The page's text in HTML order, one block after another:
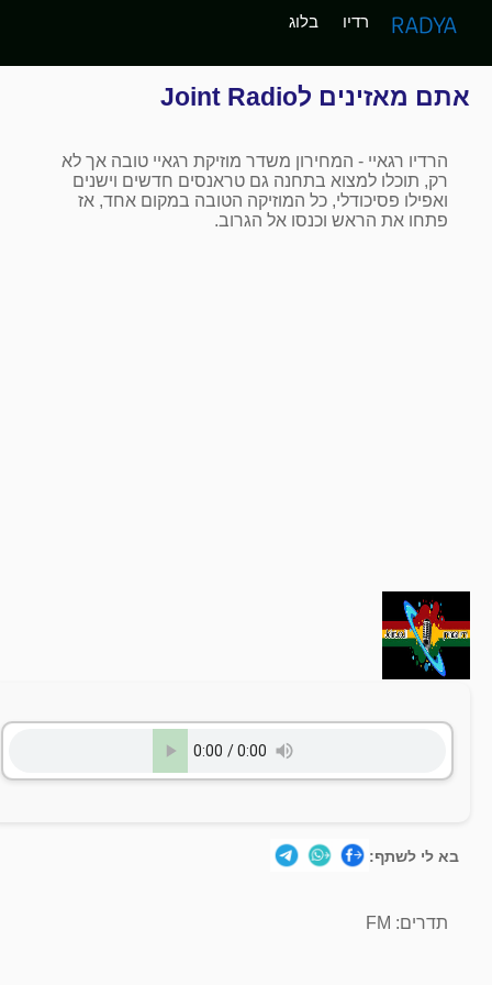
רדיו בלוג
אתם מאזינים לJoint Radio
הרדיו רגאיי - המחירון משדר מוזיקת רגאיי טובה אך לא
רק, תוכלו למצוא בתחנה גם טראנסים חדשים וישנים
ואפילו פסיכודלי, כל המוזיקה הטובה במקום אחד, אז
פתחו את הראש וכנסו אל הגרוב.
בא לי לשתף:
תדרים: FM